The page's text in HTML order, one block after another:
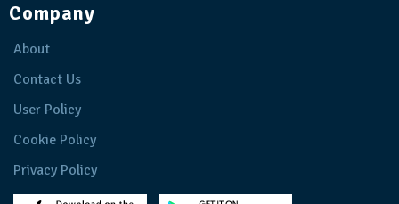
Company
About
Contact Us
User Policy
Cookie Policy
Privacy Policy